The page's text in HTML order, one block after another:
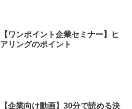
【ワンポイント企業セミナー】ヒ
アリングのポイント
【企業向け動画】30分で読める決